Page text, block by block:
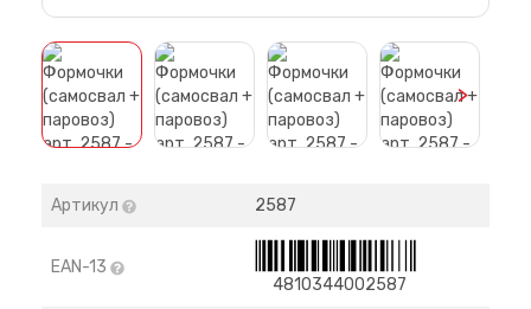
>
Артикул 2587
EAN-13
4810344002587